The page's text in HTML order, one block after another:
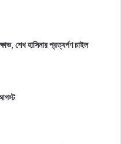
শেখ হাসিনার প্রত্যর্পণ চাইল
আগস্ট